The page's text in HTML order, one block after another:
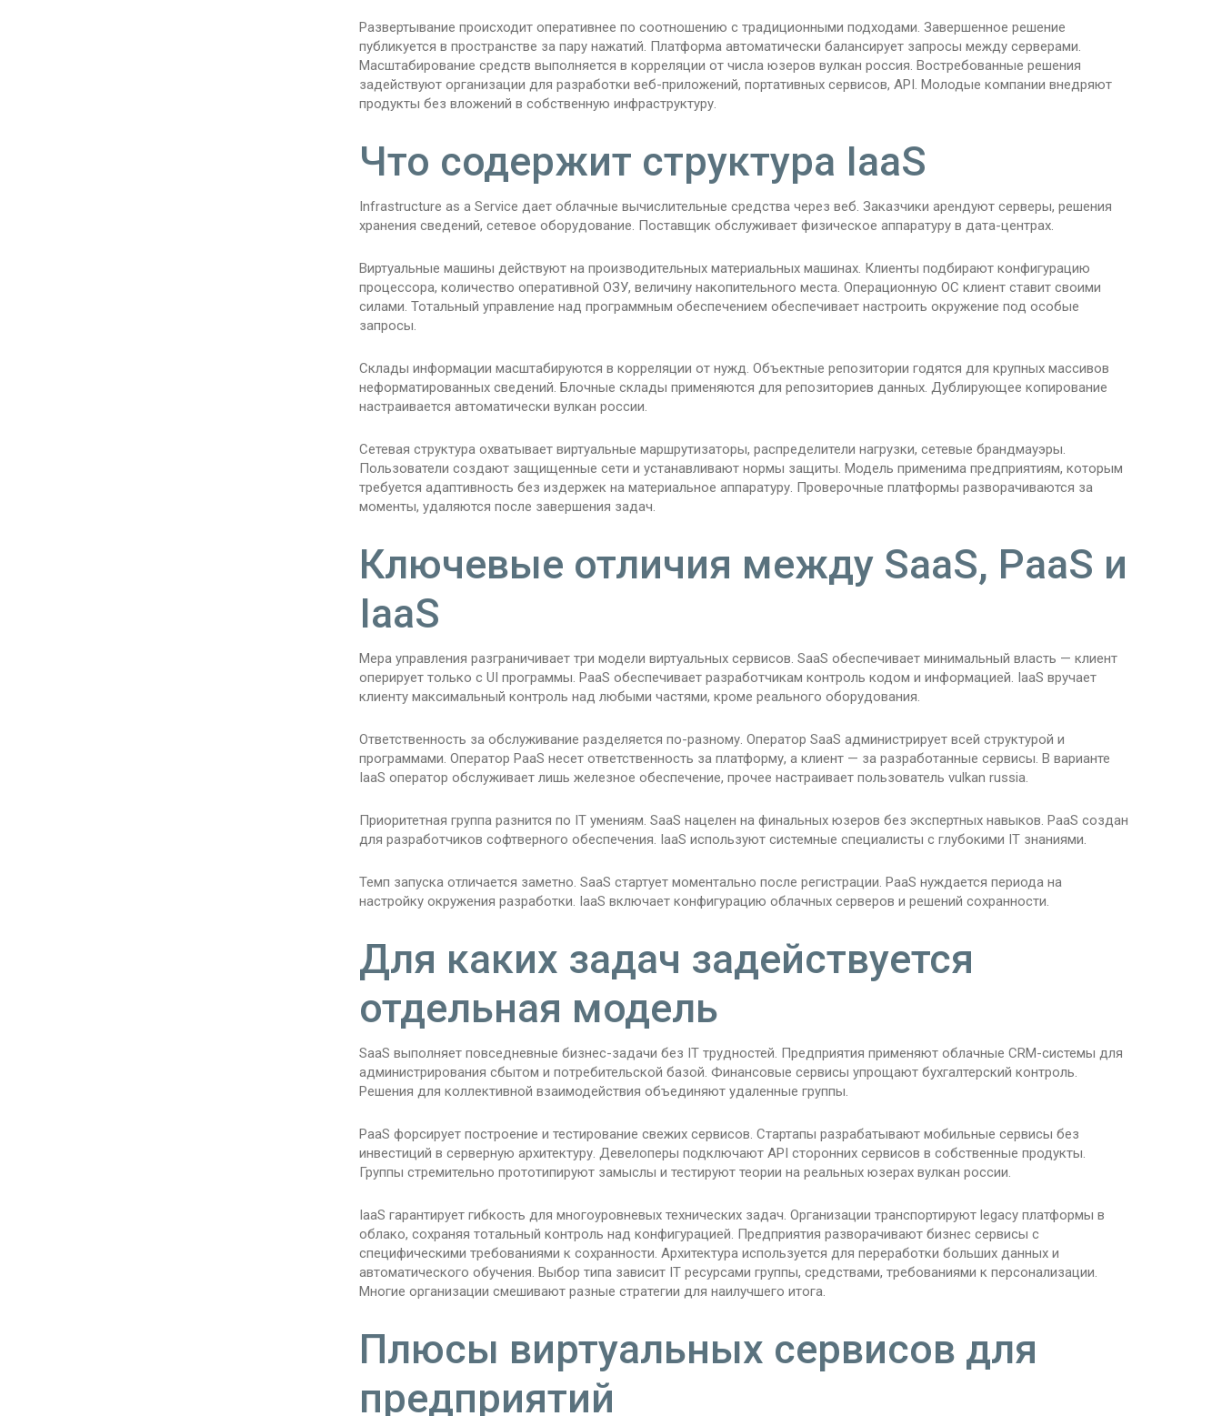
Развертывание происходит оперативнее по соотношению с традиционными подходами. Завершенное решение
публикуется в пространстве за пару нажатий. Платформа автоматически балансирует запросы между серверами.
Масштабирование средств выполняется в корреляции от числа юзеров вулкан россия. Востребованные решения
задействуют организации для разработки веб-приложений, портативных сервисов, API. Молодые компании внедряют
продукты без вложений в собственную инфраструктуру.
Что содержит структура IaaS
Infrastructure as a Service дает облачные вычислительные средства через веб. Заказчики арендуют серверы, решения
хранения сведений, сетевое оборудование. Поставщик обслуживает физическое аппаратуру в дата-центрах.
Виртуальные машины действуют на производительных материальных машинах. Клиенты подбирают конфигурацию
процессора, количество оперативной ОЗУ, величину накопительного места. Операционную ОС клиент ставит своими
силами. Тотальный управление над программным обеспечением обеспечивает настроить окружение под особые
запросы.
Склады информации масштабируются в корреляции от нужд. Объектные репозитории годятся для крупных массивов
неформатированных сведений. Блочные склады применяются для репозиториев данных. Дублирующее копирование
настраивается автоматически вулкан россии.
Сетевая структура охватывает виртуальные маршрутизаторы, распределители нагрузки, сетевые брандмауэры.
Пользователи создают защищенные сети и устанавливают нормы защиты. Модель применима предприятиям, которым
требуется адаптивность без издержек на материальное аппаратуру. Проверочные платформы разворачиваются за
моменты, удаляются после завершения задач.
Ключевые отличия между SaaS, PaaS и
IaaS
Мера управления разграничивает три модели виртуальных сервисов. SaaS обеспечивает минимальный власть — клиент
оперирует только с UI программы. PaaS обеспечивает разработчикам контроль кодом и информацией. IaaS вручает
клиенту максимальный контроль над любыми частями, кроме реального оборудования.
Ответственность за обслуживание разделяется по-разному. Оператор SaaS администрирует всей структурой и
программами. Оператор PaaS несет ответственность за платформу, а клиент — за разработанные сервисы. В варианте
IaaS оператор обслуживает лишь железное обеспечение, прочее настраивает пользователь vulkan russia.
Приоритетная группа разнится по IT умениям. SaaS нацелен на финальных юзеров без экспертных навыков. PaaS создан
для разработчиков софтверного обеспечения. IaaS используют системные специалисты с глубокими IT знаниями.
Темп запуска отличается заметно. SaaS стартует моментально после регистрации. PaaS нуждается периода на
настройку окружения разработки. IaaS включает конфигурацию облачных серверов и решений сохранности.
Для каких задач задействуется
отдельная модель
SaaS выполняет повседневные бизнес-задачи без IT трудностей. Предприятия применяют облачные CRM-системы для
администрирования сбытом и потребительской базой. Финансовые сервисы упрощают бухгалтерский контроль.
Решения для коллективной взаимодействия объединяют удаленные группы.
PaaS форсирует построение и тестирование свежих сервисов. Стартапы разрабатывают мобильные сервисы без
инвестиций в серверную архитектуру. Девелоперы подключают API сторонних сервисов в собственные продукты.
Группы стремительно прототипируют замыслы и тестируют теории на реальных юзерах вулкан россии.
IaaS гарантирует гибкость для многоуровневых технических задач. Организации транспортируют legacy платформы в
облако, сохраняя тотальный контроль над конфигурацией. Предприятия разворачивают бизнес сервисы с
специфическими требованиями к сохранности. Архитектура используется для переработки больших данных и
автоматического обучения. Выбор типа зависит IT ресурсами группы, средствами, требованиями к персонализации.
Многие организации смешивают разные стратегии для наилучшего итога.
Плюсы виртуальных сервисов для
предприятий